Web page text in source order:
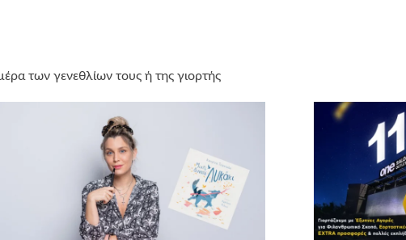
των γενεθλίων τους ή της γιορτής
(e-shop) του Μake-A-Wish και να